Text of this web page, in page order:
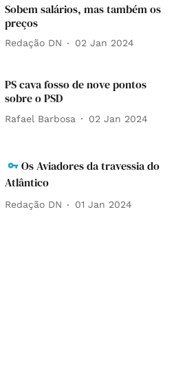
Sobem salários, mas também os
preços
Redação DN 02 Jan 2024
PS cava fosso de nove pontos
sobre o PSD
Rafael Barbosa 02 Jan 2024
Os Aviadores da travessia do
Atlântico
Redação DN 01 Jan 2024